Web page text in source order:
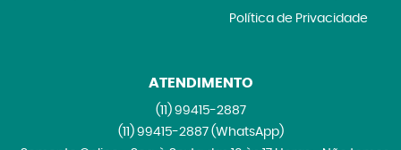
Política de Privacidade
ATENDIMENTO
(11)99415-2887
(11)99415-2887 (WhatsApp)